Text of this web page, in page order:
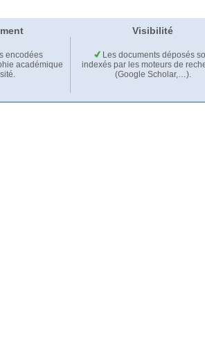
Visibilité
encodées
académique
Les documents déposés
indexés par les moteurs de
(Google Scholar,…).